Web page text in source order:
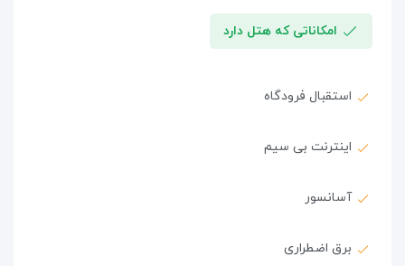
امکاناتی که هتل دارد
استقبال فرودگاه
اینترنت بی سیم
آسانسور
برق اضطراری